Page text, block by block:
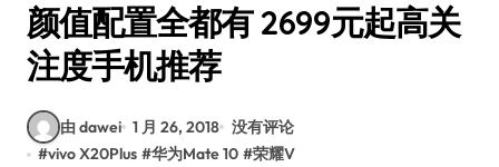
颜值配置全都有 2699元起高关
注度手机推荐
由 dawei 1 月 26, 2018 没有评论
#vivo X20Plus #华为Mate 10 #荣耀V